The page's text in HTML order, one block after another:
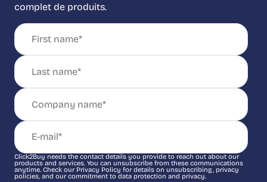
complet de produits.
Click2Buy needs the contact details you provide to reach out about our
products and services. You can unsubscribe from these communications
anytime. Check our Privacy Policy for details on unsubscribing, privacy
policies, and our commitment to data protection and privacy.